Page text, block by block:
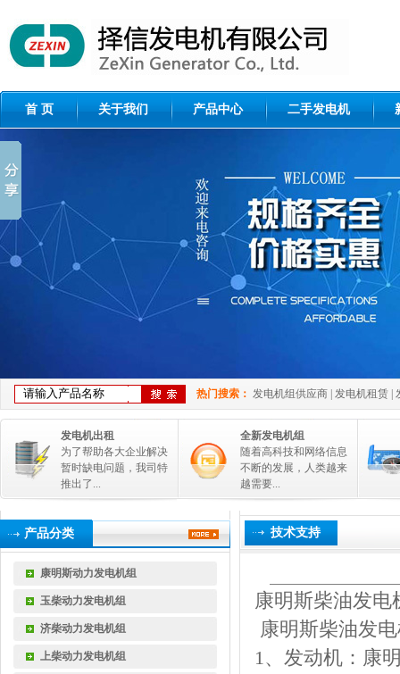
首 页 关于我们 产品中心 二手发电机
热门搜索： 发电机组供应商 发电机租赁
发电机出租
为了帮助各大企业解决
暂时缺电问题，我司特
推出了...
全新发电机组
随着高科技和网络信息
不断的发展，人类越来
越需要...
产品分类
康明斯动力发电机组
玉柴动力发电机组
济柴动力发电机组
上柴动力发电机组
技术支持
康明斯柴油发电
康明斯柴油发
1、发动机：康